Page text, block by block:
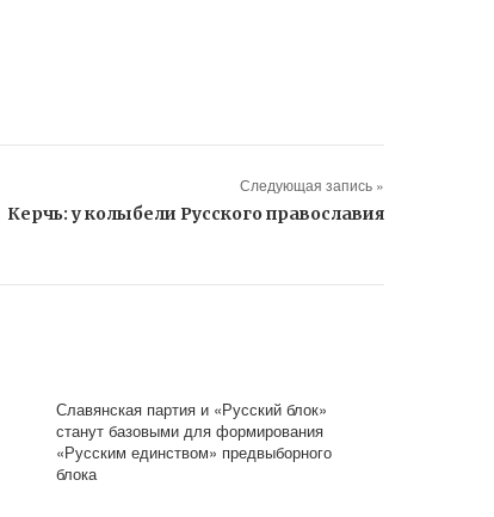
Следующая запись »
Керчь: у колыбели Русского православия
Славянская партия и «Русский блок»
станут базовыми для формирования
«Русским единством» предвыборного
блока